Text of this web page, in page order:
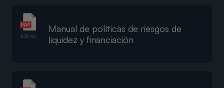
245 Kb
Manual de políticas de riesgos de
liquidez y financiación